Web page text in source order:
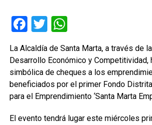
Facebook
TwitterWhatsApp
La Alcaldía de Santa Marta, a través de
Desarrollo Económico y Competitividad,
simbólica de cheques a los
beneficiados por el primer Fondo
para el Emprendimiento ‘Santa Marta
El evento tendrá lugar este miércoles